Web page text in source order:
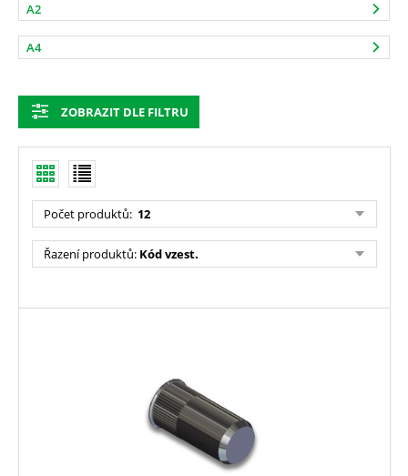
A2
A4
ZOBRAZIT DLE FILTRU
Počet produktů: 12
Řazení produktů: Kód vzest.